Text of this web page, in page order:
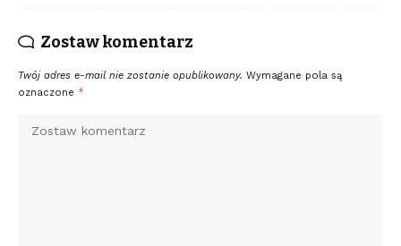
Zostaw komentarz
Twój adres e-mail nie zostanie opublikowany. Wymagane pola są
oznaczone *